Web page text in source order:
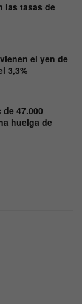
las tasas de
el yen de
3,3%
47.000
huelga de